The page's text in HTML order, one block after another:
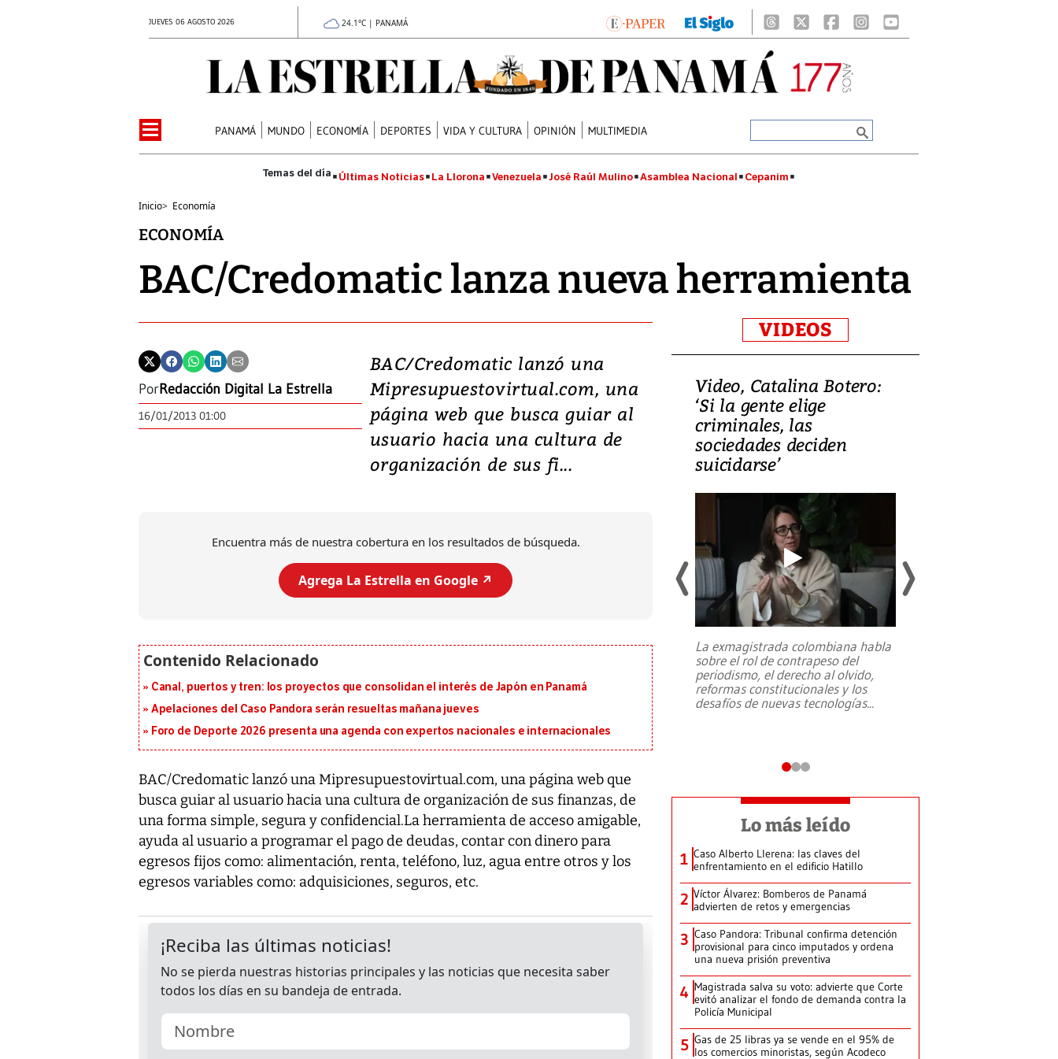
JUEVES 06 AGOSTO 2026 24.1°C | PANAMÁ
PANAMÁ MUNDO ECONOMÍA DEPORTES VIDA Y CULTURA OPINIÓN MULTIMEDIA
Últimas Noticias La Llorona Venezuela José Raúl Mulino Asamblea Nacional Cepanim
Inicio> Economía
ECONOMÍA
BAC/Credomatic lanza nueva herramienta
PorRedacción Digital La Estrella
16/01/2013 01:00
BAC/Credomatic lanzó una
Mipresupuestovirtual.com, una
página web que busca guiar al
usuario hacia una cultura de
organización de sus fi...
Encuentra más de nuestra cobertura en los resultados de búsqueda.
Agrega La Estrella en Google ↗️
Canal, puertos y tren: los proyectos que consolidan el interés de Japón en Panamá
Apelaciones del Caso Pandora serán resueltas mañana jueves
Foro de Deporte 2026 presenta una agenda con expertos nacionales e internacionales
BAC/Credomatic lanzó una Mipresupuestovirtual.com, una página web que
busca guiar al usuario hacia una cultura de organización de sus finanzas, de
una forma simple, segura y confidencial.La herramienta de acceso amigable,
ayuda al usuario a programar el pago de deudas, contar con dinero para
egresos fijos como: alimentación, renta, teléfono, luz, agua entre otros y los
egresos variables como: adquisiciones, seguros, etc.
VIDEOS
Video, Japón: Terremoto
deja heridos y graves
daños en Kumamoto
al sur de Japón, provocando una
Video, Catalina Botero:
‘Si la gente elige
criminales, las
sociedades deciden
suicidarse’
La exmagistrada colombiana habla
sobre el rol de contrapeso del
periodismo, el derecho al olvido,
reformas constitucionales y los
desafíos de nuevas tecnologías...
Lo más leído
1 Caso Alberto Llerena: las claves del
enfrentamiento en el edificio Hatillo
2 Víctor Álvarez: Bomberos de Panamá
advierten de retos y emergencias
3 Caso Pandora: Tribunal confirma detención
provisional para cinco imputados y ordena
una nueva prisión preventiva
4 Magistrada salva su voto: advierte que Corte
evitó analizar el fondo de demanda contra la
Policía Municipal
5 Gas de 25 libras ya se vende en el 95% de
los comercios minoristas, según Acodeco